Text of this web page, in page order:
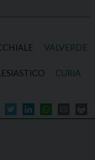
VALVERDE
CURIA